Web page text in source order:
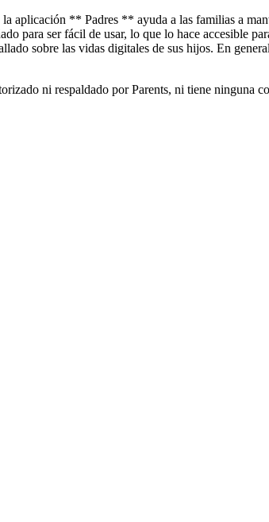
aplicación ** Padres ** ayuda a las familias a
para ser fácil de usar, lo que lo hace accesible
sobre las vidas digitales de sus hijos. En
ni respaldado por Parents, ni tiene